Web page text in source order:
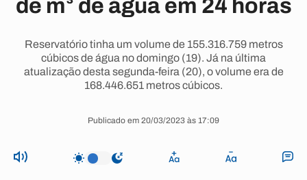
de m³ de água em 24 horas
Reservatório tinha um volume de 155.316.759 metros
cúbicos de água no domingo (19). Já na última
atualização desta segunda-feira (20), o volume era de
168.446.651 metros cúbicos.
Publicado em 20/03/2023 às 17:09